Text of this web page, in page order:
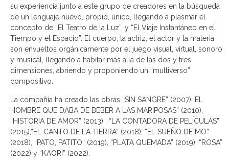
su experiencia junto a este grupo de creadores en la búsqueda
de un lenguaje nuevo, propio, único, llegando a plasmar el
concepto de “El Teatro de la Luz”, y “El Viaje Instantáneo en el
Tiempo y el Espacio”. El cuerpo, la actriz, el actor y la materia
son envueltos orgánicamente por el juego visual, virtual, sonoro
y musical, llegando a habitar más allá de las dos y tres
dimensiones, abriendo y proponiendo un “multiverso”
compositivo.
La compañía ha creado las obras “SIN SANGRE” (2007),“EL
HOMBRE QUE DABA DE BEBER A LAS MARIPOSAS” (2010),
“HISTORIA DE AMOR” (2013) , “LA CONTADORA DE PELÍCULAS”
(2015),”EL CANTO DE LA TIERRA“ (2018), “EL SUEÑO DE MO”
(2018), “PATO, PATITO” (2019), “PLATA QUEMADA” (2019), “ROSA”
(2022) y “KAORI” (2022).